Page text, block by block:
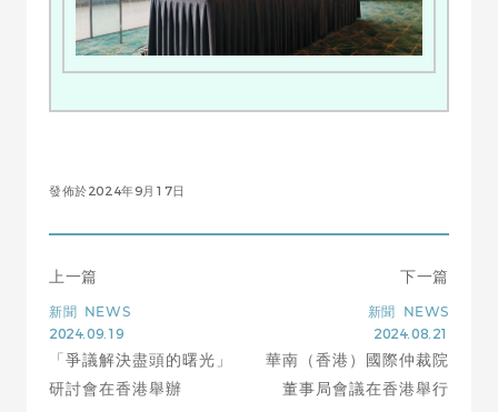
發佈於2024年9月17日
上一篇
新聞 NEWS
2024.09.19
「爭議解決盡頭的曙光」
研討會在香港舉辦
下一篇
新聞
NEWS
2024.08.21
華南（香港）國際仲裁院
董事局會議在香港舉行